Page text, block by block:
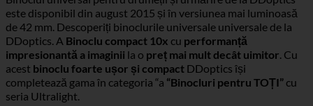
este disponibil din august 2015 și în versiunea mai luminoasă
de 42 mm. Descoperiți binoclurile universale universale de la
DDoptics. A Binoclu compact 10x cu performanță
impresionantă a imaginii la o preț mai mult decât uimitor. Cu
acest binoclu foarte ușor și compact DDoptics își
completează gama în categoria “a “Binocluri pentru TOȚI” cu
seria Ultralight.